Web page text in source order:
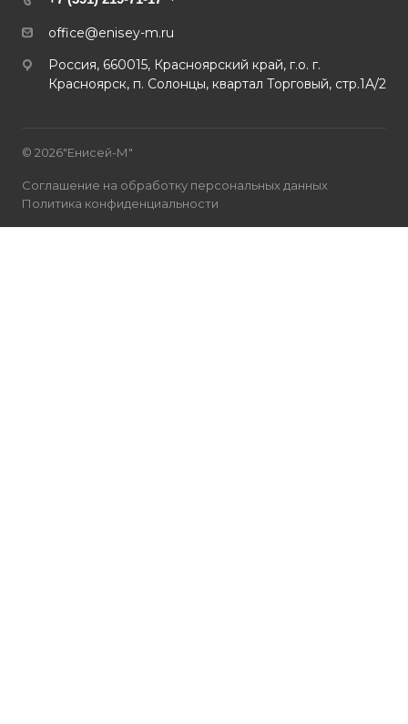
office@enisey-m.ru
Россия, 660015, Красноярский край, г.о. г.
Красноярск, п. Солонцы, квартал Торговый, стр.1А/2
© 2026"Енисей-М"
Соглашение на обработку персональных данных
Политика конфиденциальности